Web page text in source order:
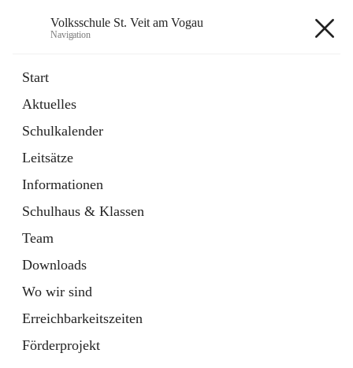
Volksschule St. Veit am Vogau
Navigation
Start
Aktuelles
Schulkalender
Leitsätze
Informationen
Schulhaus & Klassen
Team
Downloads
Wo wir sind
Erreichbarkeitszeiten
Förderprojekt